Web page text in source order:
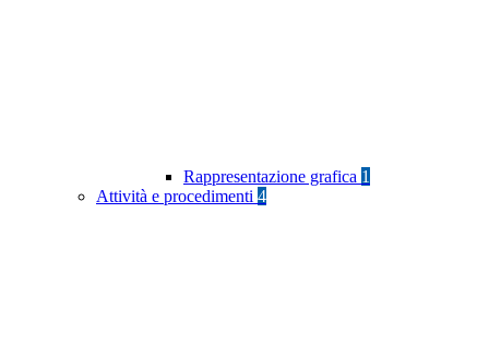
Rappresentazione grafica 1
Attività e procedimenti 4